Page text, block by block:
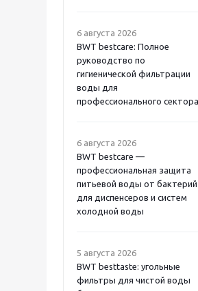
6 августа 2026
BWT bestcare: Полное
руководство по
гигиенической фильтрации
воды для
профессионального сектора
6 августа 2026
BWT bestcare —
профессиональная защита
питьевой воды от бактерий
для диспенсеров и систем
холодной воды
5 августа 2026
BWT besttaste: угольные
фильтры для чистой воды